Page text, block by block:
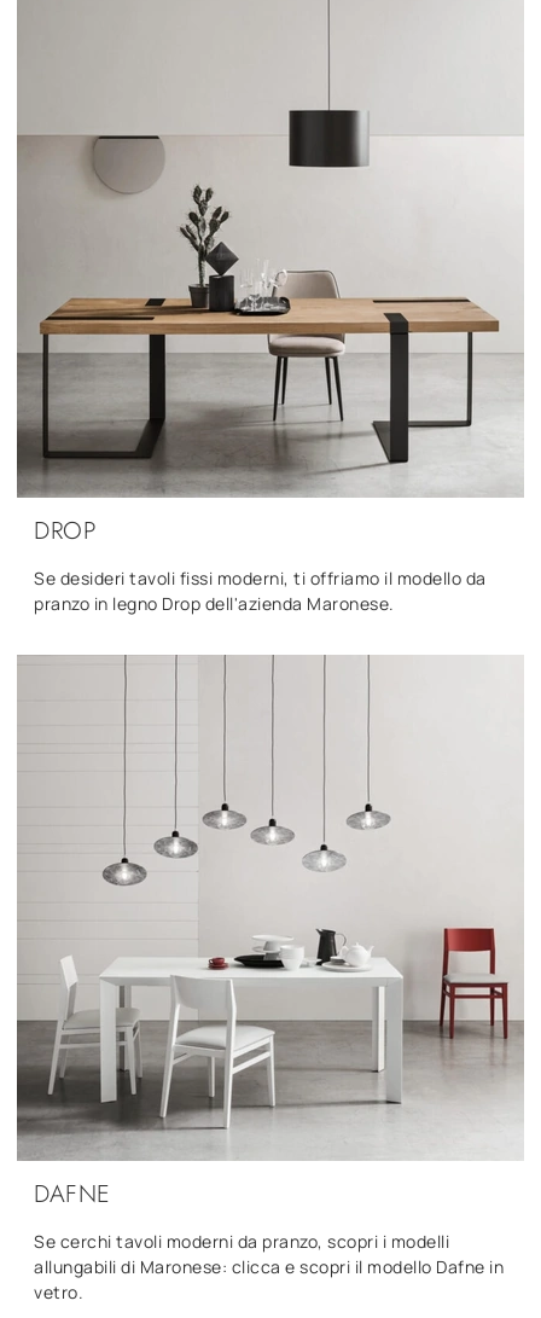
DROP
Se desideri tavoli fissi moderni, ti offriamo il modello da
pranzo in legno Drop dell'azienda Maronese.
DAFNE
Se cerchi tavoli moderni da pranzo, scopri i modelli
allungabili di Maronese: clicca e scopri il modello Dafne in
vetro.